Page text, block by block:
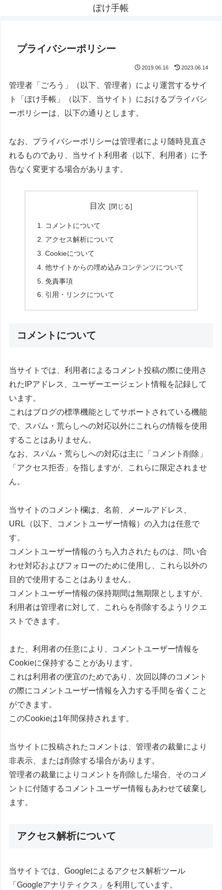
ぽけ手帳
プライバシーポリシー
2019.06.16 2023.06.14
管理者「ごろう」（以下、管理者）により運営するサイ
ト「ぽけ手帳」（以下、当サイト）におけるプライバシ
ーポリシーは、以下の通りとします。
なお、プライバシーポリシーは管理者により随時見直さ
れるものであり、当サイト利用者（以下、利用者）に予
告なく変更する場合があります。
目次
コメントについて
アクセス解析について
Cookieについて
他サイトからの埋め込みコンテンツについて
免責事項
引用・リンクについて
コメントについて
当サイトでは、利用者によるコメント投稿の際に使用さ
れたIPアドレス、ユーザーエージェント情報を記録して
います。
これはブログの標準機能としてサポートされている機能
で、スパム・荒らしへの対応以外にこれらの情報を使用
することはありません。
なお、スパム・荒らしへの対応は主に「コメント削除」
「アクセス拒否」を指しますが、これらに限定されませ
ん。
当サイトのコメント欄は、名前、メールアドレス、
URL（以下、コメントユーザー情報）の入力は任意で
す。
コメントユーザー情報のうち入力されたものは、問い合
わせ対応およびフォローのために使用し、これら以外の
目的で使用することはありません。
コメントユーザー情報の保持期間は無期限としますが、
利用者は管理者に対して、これらを削除するようリクエ
ストできます。
また、利用者の任意により、コメントユーザー情報を
Cookieに保持することがあります。
これは利用者の便宜のためであり、次回以降のコメント
の際にコメントユーザー情報を入力する手間を省くこと
ができます。
このCookieは1年間保持されます。
当サイトに投稿されたコメントは、管理者の裁量により
非表示、または削除する場合があります。
管理者の裁量によりコメントを削除した場合、そのコメ
ントに付随するコメントユーザー情報もあわせて破棄し
ます。
アクセス解析について
当サイトでは、Googleによるアクセス解析ツール
「Googleアナリティクス」を利用しています。